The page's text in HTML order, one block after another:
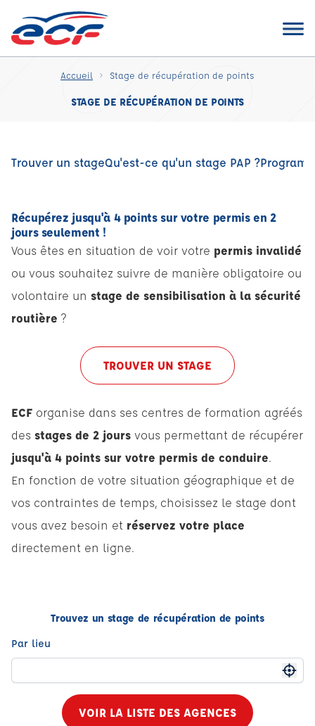
Accueil Stage de récupération de points
STAGE DE RÉCUPÉRATION DE POINTS
Trouver un stageQu'est-ce qu'un stage PAP ?
Récupérez jusqu'à 4 points sur votre permis en 2
jours seulement !
Vous êtes en situation de voir votre permis invalidé
ou vous souhaitez suivre de manière obligatoire ou
volontaire un stage de sensibilisation à la sécurité
routière ?
TROUVER UN STAGE
ECF organise dans ses centres de formation agréés
des stages de 2 jours vous permettant de récupérer
jusqu'à 4 points sur votre permis de conduire.
En fonction de votre situation géographique et de
vos contraintes de temps, choisissez le stage dont
vous avez besoin et réservez votre place
directement en ligne.
Trouvez un stage de récupération de points
Par lieu
Me
VOIR LA LISTE DES AGENCES